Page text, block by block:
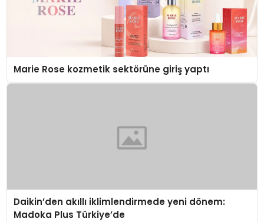
Marie Rose kozmetik sektörüne giriş yaptı
Daikin’den akıllı iklimlendirmede yeni dönem:
Madoka Plus Türkiye’de